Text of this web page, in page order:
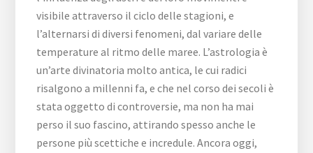
visibile attraverso il ciclo delle stagioni, e
l’alternarsi di diversi fenomeni, dal variare delle
temperature al ritmo delle maree. L’astrologia è
un’arte divinatoria molto antica, le cui radici
risalgono a millenni fa, e che nel corso dei secoli è
stata oggetto di controversie, ma non ha mai
perso il suo fascino, attirando spesso anche le
persone più scettiche e incredule. Ancora oggi,